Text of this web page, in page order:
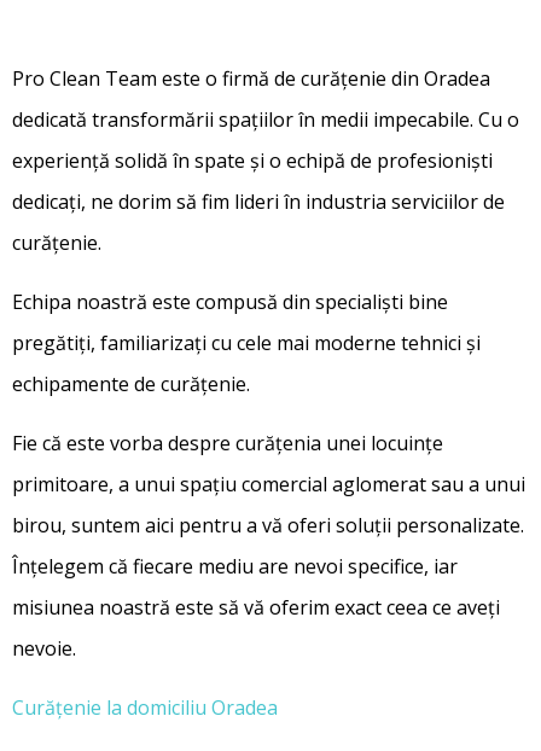
Pro Clean Team este o firmă de curățenie din Oradea
dedicată transformării spațiilor în medii impecabile. Cu o
experiență solidă în spate și o echipă de profesioniști
dedicați, ne dorim să fim lideri în industria serviciilor de
curățenie.
Echipa noastră este compusă din specialiști bine
pregătiți, familiarizați cu cele mai moderne tehnici și
echipamente de curățenie.
Fie că este vorba despre curățenia unei locuințe
primitoare, a unui spațiu comercial aglomerat sau a unui
birou, suntem aici pentru a vă oferi soluții personalizate.
Înțelegem că fiecare mediu are nevoi specifice, iar
misiunea noastră este să vă oferim exact ceea ce aveți
nevoie.
Curățenie la domiciliu Oradea